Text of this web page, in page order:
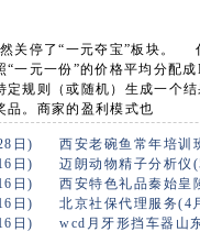
关停了“一元夺宝”板块。
一元一份”的价格平均分配
规则（或随机）生成一个
品。商家的盈利模式也
日)
日)
日)
日)
日)
西安老碗鱼常年培训
迈朗动物精子分析仪
西安特色礼品秦始皇
北京社保代理服务(4
wcd月牙形挡车器山